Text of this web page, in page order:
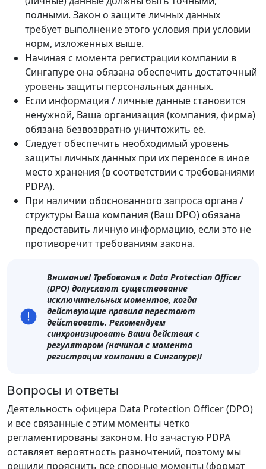
полными. Закон о защите личных данных
требует выполнение этого условия при условии
норм, изложенных выше.
Начиная с момента регистрации компании в
Сингапуре она обязана обеспечить достаточный
уровень защиты персональных данных.
Если информация / личные данные становится
ненужной, Ваша организация (компания, фирма)
обязана безвозвратно уничтожить её.
Следует обеспечить необходимый уровень
защиты личных данных при их переносе в иное
место хранения (в соответствии с требованиями
PDPA).
При наличии обоснованного запроса органа /
структуры Ваша компания (Ваш DPO) обязана
предоставить личную информацию, если это не
противоречит требованиям закона.
Внимание! Требования к Data Protection Officer
(DPO) допускают существование
исключительных моментов, когда
действующие правила перестают
действовать. Рекомендуем
синхронизировать Ваши действия с
регулятором (начиная с момента
регистрации компании в Сингапуре)!
Вопросы и ответы
Деятельность офицера Data Protection Officer (DPO)
и все связанные с этим моменты чётко
регламентированы законом. Но зачастую PDPA
оставляет вероятность разночтений, поэтому мы
решили прояснить все спорные моменты (формат